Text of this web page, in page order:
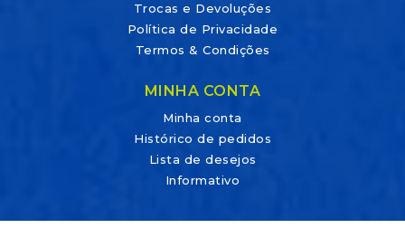
Trocas e Devoluções
Política de Privacidade
Termos & Condições
MINHA CONTA
Minha conta
Histórico de pedidos
Lista de desejos
Informativo